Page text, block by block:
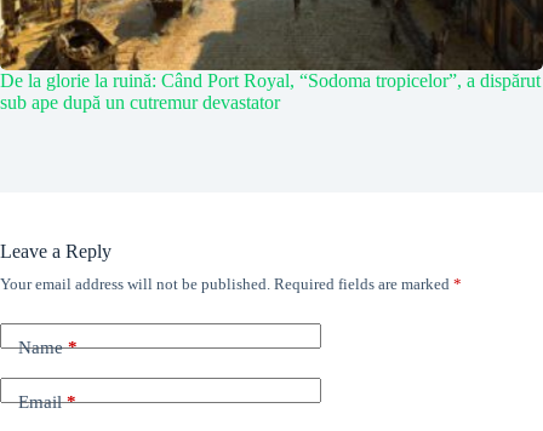
De la glorie la ruină: Când Port Royal, “Sodoma tropicelor”, a dispărut
sub ape după un cutremur devastator
Leave a Reply
Your email address will not be published. Required fields are marked *
Name*
Email*